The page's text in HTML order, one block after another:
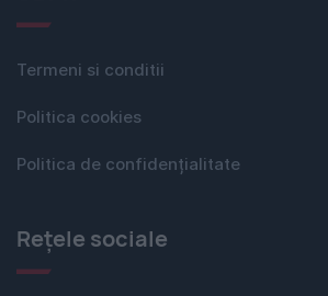
Termeni si conditii
Politica cookies
Politica de confidențialitate
Rețele sociale